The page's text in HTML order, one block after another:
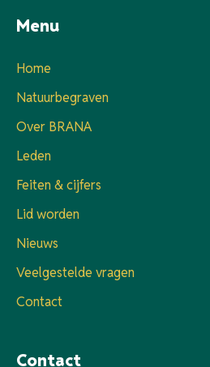
Menu
Home
Natuurbegraven
Over BRANA
Leden
Feiten & cijfers
Lid worden
Nieuws
Veelgestelde vragen
Contact
Contact